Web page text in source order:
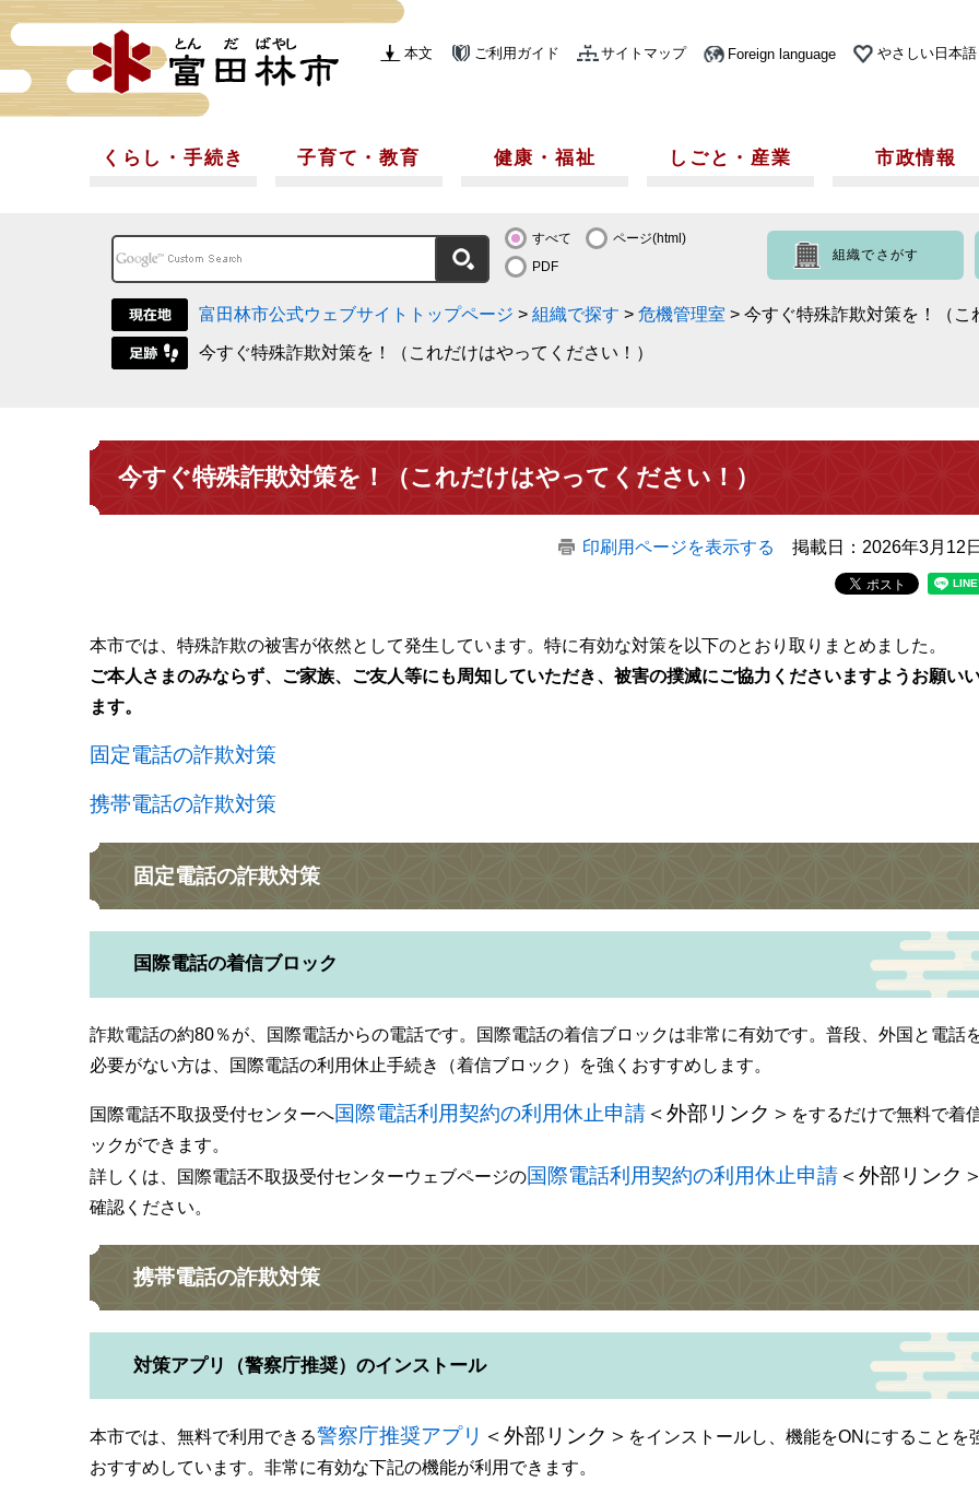
本文 ご利用ガイド サイトマップ Foreign language やさしい日本語
くらし・手続き 子育て・教育 健康・福祉 しごと・産業 市政情報
すべて
ページ(html)
PDF
組織でさがす
富田林市公式ウェブサイトトップページ > 組織で探す > 危機管理室 > 今すぐ特殊詐欺対策を！（
今すぐ特殊詐欺対策を！（これだけはやってください！）
今すぐ特殊詐欺対策を！（これだけはやってください！）
印刷用ページを表示する 掲載日：2026年3月12
本市では、特殊詐欺の被害が依然として発生しています。特に有効な対策を以下のとおり取りまとめました。
ご本人さまのみならず、ご家族、ご友人等にも周知していただき、被害の撲滅にご協力くださいますようお願い
ます。
固定電話の詐欺対策
携帯電話の詐欺対策
固定電話の詐欺対策
国際電話の着信ブロック
詐欺電話の約80％が、国際電話からの電話です。国際電話の着信ブロックは非常に有効です。普段、外国と電話
必要がない方は、国際電話の利用休止手続き（着信ブロック）を強くおすすめします。
国際電話不取扱受付センターへ国際電話利用契約の利用休止申請＜外部リンク＞ をするだけで無料で着
ックができます。
詳しくは、国際電話不取扱受付センターウェブページの国際電話利用契約の利用休止申請＜外部リンク
確認ください。
携帯電話の詐欺対策
対策アプリ（警察庁推奨）のインストール
本市では、無料で利用できる警察庁推奨アプリ ＜外部リンク＞ をインストールし、機能をONにすることを
おすすめしています。非常に有効な下記の機能が利用できます。